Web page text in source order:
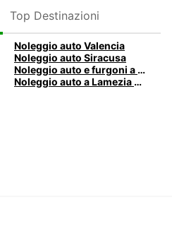
Top Destinazioni
Noleggio auto Valencia
Noleggio auto Siracusa
Noleggio auto e furgoni a Pescara
Noleggio auto a Lamezia Terme, Italia